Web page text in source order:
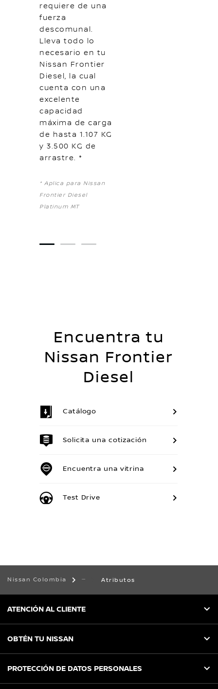
requiere de una
fuerza
descomunal.
Lleva todo lo
necesario en tu
Nissan Frontier
Diesel, la cual
cuenta con una
excelente
capacidad
máxima de carga
de hasta 1.107 KG
y 3.500 KG de
arrastre. *
* Aplica para Nissan
Frontier Diesel
Platinum MT
1 2 3
Encuentra tu
Nissan Frontier
Diesel
Catálogo
Solicita una cotización
Encuentra una vitrina
Test Drive
Nissan Colombia Atributos
ATENCIÓN AL CLIENTE
OBTÉN TU NISSAN
PROTECCIÓN DE DATOS PERSONALES